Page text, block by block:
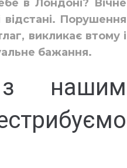
в Лондоні? Вічне
Порушення
, викликає втому і
бажання.
з нашим